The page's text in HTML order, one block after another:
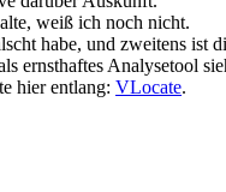
weiß ich noch nicht.
habe, und zweitens
ernsthaftes Analysetool
hier entlang: VLocate.